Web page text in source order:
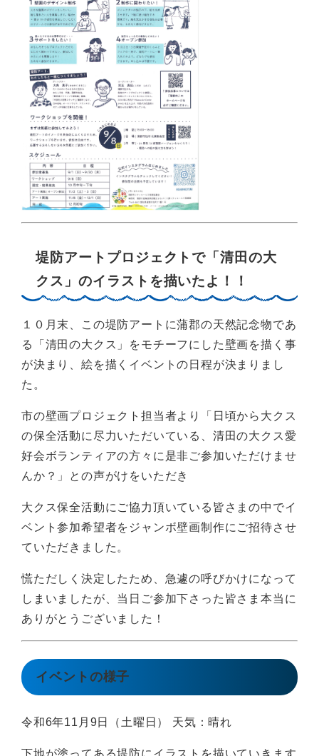
堤防アートプロジェクトで「清田の大
クス」のイラストを描いたよ！！
１０月末、この堤防アートに蒲郡の天然記念物であ
る「清田の大クス」をモチーフにした壁画を描く事
が決まり、絵を描くイベントの日程が決まりまし
た。
市の壁画プロジェクト担当者より「日頃から大クス
の保全活動に尽力いただいている、清田の大クス愛
好会ボランティアの方々に是非ご参加いただけませ
んか？」との声がけをいただき
大クス保全活動にご協力頂いている皆さまの中でイ
ベント参加希望者をジャンボ壁画制作にご招待させ
ていただきました。
慌ただしく決定したため、急遽の呼びかけになって
しまいましたが、当日ご参加下さった皆さま本当に
ありがとうございました！
イベントの様子
令和6年11月9日（土曜日） 天気：晴れ
下地が塗ってある堤防にイラストを描いていきます